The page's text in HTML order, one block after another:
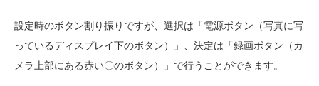
設定時のボタン割り振りですが、選択は「電源ボタン（写真に写
っているディスプレイ下のボタン）」、決定は「録画ボタン（カ
メラ上部にある赤い〇のボタン）」で行うことができます。